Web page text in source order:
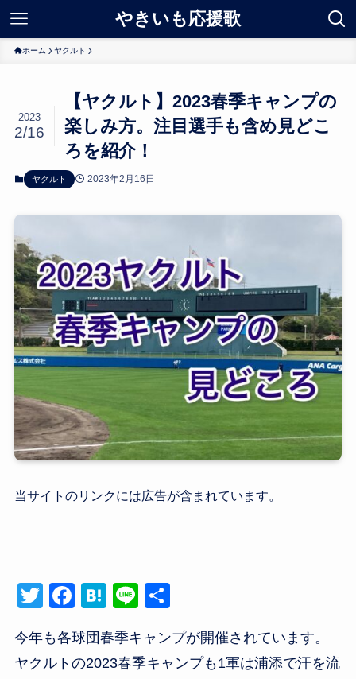
やきいも応援歌
ホーム ヤクルト
【ヤクルト】2023春季キャンプの
楽しみ方。注目選手も含め見どこ
ろを紹介！
2023
2/16
ヤクルト 2023年2月16日
当サイトのリンクには広告が含まれています。
T
tt
er
F
c
e
H
e
n
Li
e
共
今年も各球団春季キャンプが開催されています。
ヤクルトの2023春季キャンプも1軍は浦添で汗を流